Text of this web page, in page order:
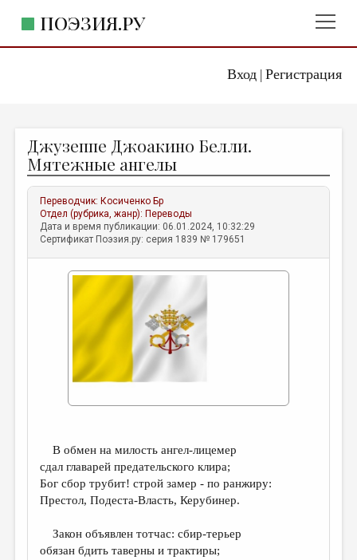
Вход| Регистрация
ПОЭЗИЯ.РУ
ЖАНРЫ
АВТОРЫ
КОММЕНТАРИИ
ЛИТСАЛОН
ПРАВИЛА САЙТА
ИЗБРАННОЕ
ДАЙДЖЕСТ
ПРОИЗВЕДЕНИЯ
КОНКУРСЫ
ДЕТСКАЯ КОМНАТА
ОБЗОР ЛИТЕРАТУРЫ
Джузеппе Джоакино Белли.
Мятежные ангелы
Переводчик: Косиченко Бр
Отдел (рубрика, жанр): Переводы
Дата и время публикации: 06.01.2024, 10:32:29
Сертификат Поэзия.ру: серия 1839 № 179651
В обмен на милость ангел-лицемер
сдал главарей предательского клира;
Бог сбор трубит! строй замер - по ранжиру:
Престол, Подеста-Власть, Керубинер.
Закон объявлен тотчас: сбир-терьер
обязан бдить таверны и трактиры;